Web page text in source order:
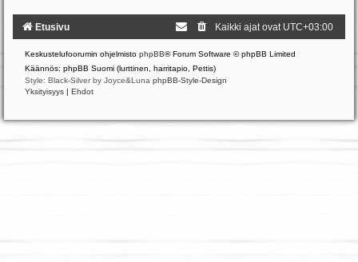
Etusivu Kaikki ajat ovat UTC+03:00
Keskustelufoorumin ohjelmisto phpBB® Forum Software © phpBB Limited
Käännös: phpBB Suomi (lurttinen, harritapio, Pettis)
Style: Black-Silver by Joyce&Luna phpBB-Style-Design
Yksityisyys | Ehdot